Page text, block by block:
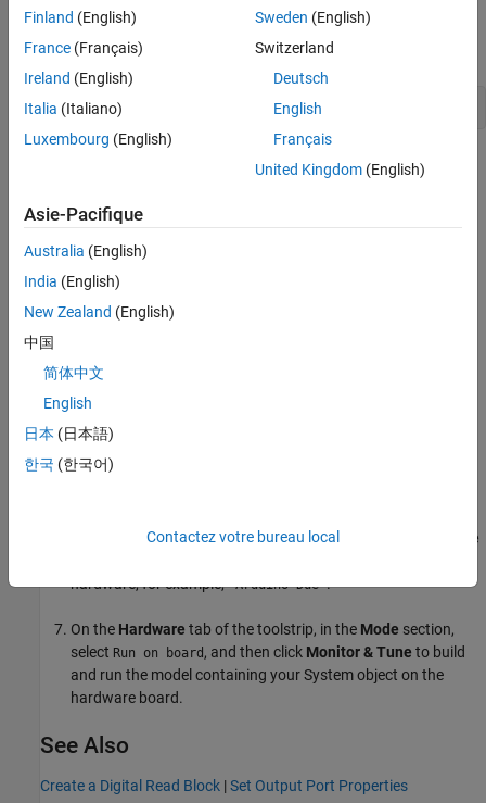
Remove the System object™ and test the releaseImpl
method.
clear
steps:
Create a new Simulink model.
Add theMATLAB System
In the block, set
From the
In the Simulink Editor, select
In the Configuration Parameters dialog box, on the
Hardware
hardware, for example,'Arduino Due'.
On the Hardware tab of the toolstrip, in the Mode section,
select Run on board , and then click Monitor & Tune to build
and run the model containing your System object on the
hardware board.
See Also
Create a Digital Read Block |Set Output Port Properties
Finland (English)
France (Français)
Ireland (English)
Italia (Italiano)
Luxembourg (English)
Sweden (English)
Switzerland
Deutsch
English
Français
United Kingdom(English)
Asie-Pacifique
Australia (English)
India (English)
New Zealand (English)
中国
简体中文
English
日本 (日本語)
한국 (한국어)
Contactez votre bureau local